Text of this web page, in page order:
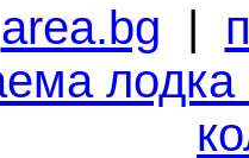
area.bg |
лодка